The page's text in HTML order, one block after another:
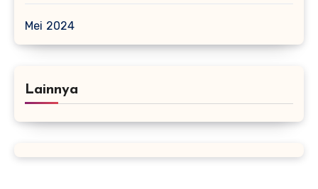
Mei 2024
Lainnya